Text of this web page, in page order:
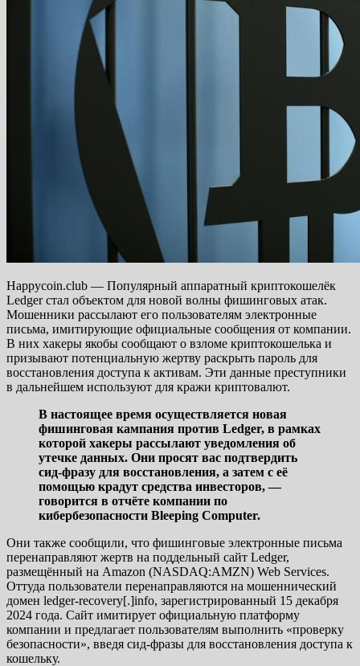
Happycoin.club — Популярный аппаратный криптокошелёк
Ledger стал объектом для новой волны фишинговых атак.
Мошенники рассылают его пользователям электронные
письма, имитирующие официальные сообщения от компании.
В них хакеры якобы сообщают о взломе криптокошелька и
призывают потенциальную жертву раскрыть пароль для
восстановления доступа к активам. Эти данные преступники
в дальнейшем используют для кражи криптовалют.
В настоящее время осуществляется новая
фишинговая кампания против Ledger, в рамках
которой хакеры рассылают уведомления об
утечке данных. Они просят вас подтвердить
сид-фразу для восстановления, а затем с её
помощью крадут средства инвесторов, —
говорится в отчёте компании по
кибербезопасности Bleeping Computer.
Они также сообщили, что фишинговые электронные письма
перенаправляют жертв на поддельный сайт Ledger,
размещённый на Amazon (NASDAQ:AMZN) Web Services.
Оттуда пользователи перенаправляются на мошеннический
домен ledger-recovery[.]info, зарегистрированный 15 декабря
2024 года. Сайт имитирует официальную платформу
компании и предлагает пользователям выполнить «проверку
безопасности», введя сид-фразы для восстановления доступа к
кошельку.